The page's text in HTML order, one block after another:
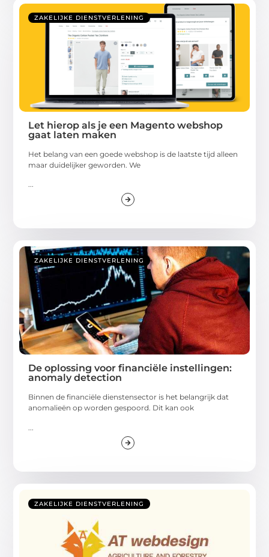
ZAKELIJKE DIENSTVERLENING
Let hierop als je een Magento webshop
gaat laten maken
Het belang van een goede webshop is de laatste tijd alleen
maar duidelijker geworden. We
...
ZAKELIJKE DIENSTVERLENING
De oplossing voor financiële instellingen:
anomaly detection
Binnen de financiële dienstensector is het belangrijk dat
anomalieën op worden gespoord. Dit kan ook
ZAKELIJKE DIENSTVERLENING